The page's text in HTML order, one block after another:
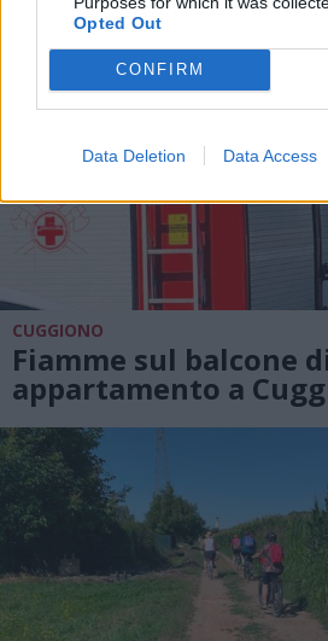
Opted Out
CONFIRM
Data Deletion Data Access
CUGGIONO
Fiamme sul balcone
appartamento a